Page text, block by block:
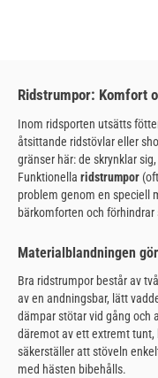
Ridstrumpor: Komfort
Inom ridsporten utsätts
åtsittande ridstövlar eller
gränser här: de skrynklar
Funktionella ridstrumpor
problem genom en speciell
bärkomforten och förhindrar
Materialblandningen
Bra ridstrumpor består av
av en andningsbar, lätt
dämpar stötar vid gång och
däremot av ett extremt
säkerställer att stöveln
med hästen bibehålls.